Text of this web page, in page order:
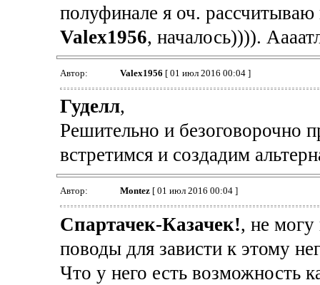
полуфинале я оч. рассчитываю
Valex1956, началось)))).
Автор: Valex1956 [ 01 июл 2016 00:04 ]
Гуделл,
Решительно и безоговорочно
встретимся и создадим
Автор: Montez[ 01 июл 2016 00:04 ]
Спартачек-Казачек!, не могу
поводы для зависти к этому
Что у него есть возможность